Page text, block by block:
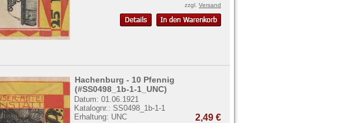
zzgl. Versand
Hachenburg - 10 Pfennig
(#SS0498_1b-1-1_UNC)
Datum: 01.06.1921
Katalognr.: SS0498_1b-1-1
Erhaltung: UNC
2,49 €